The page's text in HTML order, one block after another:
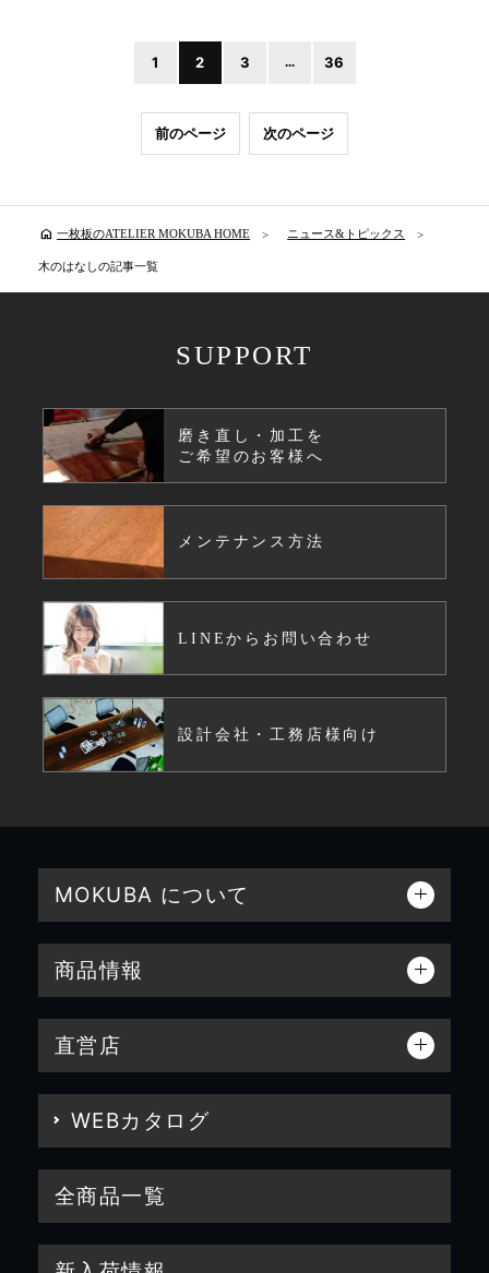
前のページ
1 2 3 ... 36
次のページ
home 一枚板のATELIER MOKUBA HOME ニュース&トピックス
木のはなしの記事一覧
SUPPORT
磨き直し・加工を
ご希望のお客様へ
メンテナンス方法
LINEからお問い合わせ
設計会社・工務店様向け
MOKUBA について
商品情報
直営店
WEBカタログ
全商品一覧